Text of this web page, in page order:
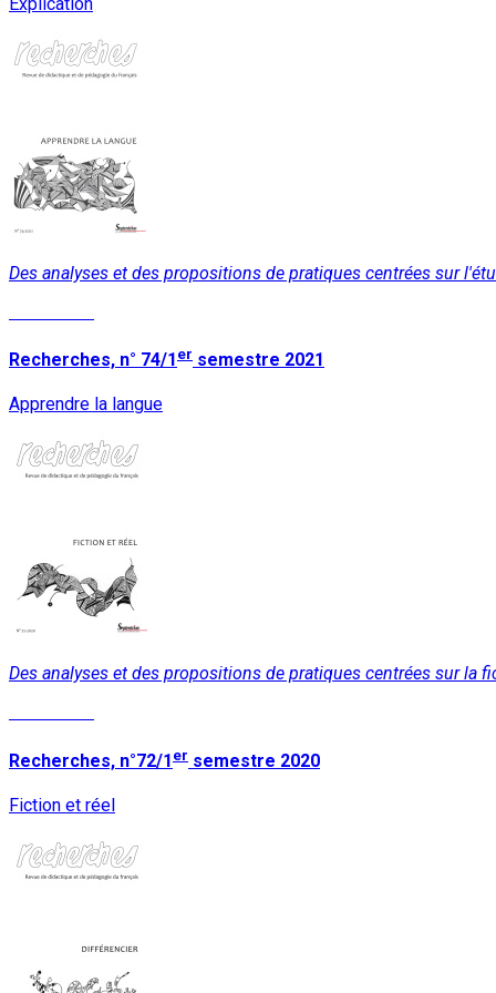
Des analyses et des propositions de pratiques centrées sur
Recherches, n° 74/1 er semestre 2021
Apprendre la langue
Des analyses et des propositions de pratiques centrées sur la
Recherches, n°72/1 er semestre 2020
Fiction et réel